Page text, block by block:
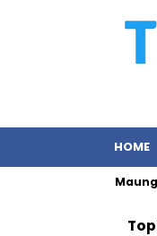
HOME
Resmikan Maung